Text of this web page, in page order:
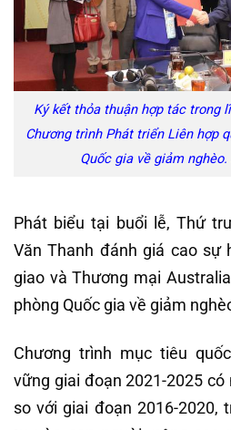
Ký kết thỏa thuận hợp tác trong
Chương trình Phát triển Liên hợp
Quốc gia về giảm
Phát biểu tại buổi lễ, Thứ
Văn Thanh đánh giá cao sự
giao và Thương mại
phòng Quốc gia về giảm
Chương trình mục tiêu
vững giai đoạn 2021-2025
so với giai đoạn 2016-2020,